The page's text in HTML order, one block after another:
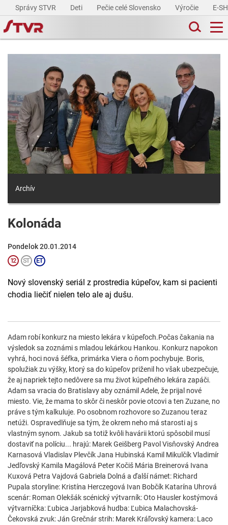
Správy STVR Deti Pečie celé Slovensko Výročie E-
Archív
Kolonáda
Pondelok 20.01.2014
Nový slovenský seriál z prostredia kúpeľov, kam si pacienti
chodia liečiť nielen telo ale aj dušu.
Adam robí konkurz na miesto lekára v kúpeľoch.Počas čakania na
výsledok sa zoznámi s mladou lekárkou Hankou. Konkurz napokon
vyhrá, hoci nová šéfka, primárka Viera o ňom pochybuje. Boris,
spolužiak zu výšky, ktorý sa do kúpeľov priženil ho však ubezpečuje,
že aj napriek tejto nedôvere sa mu život kúpeľného lekára zapáči.
Adam sa vracia do Bratislavy aby oznámil Adele, že prijal nové
miesto. Vie, že mama to skôr či neskôr povie otcovi a ten Zuzane, no
práve s tým kalkuluje. Po osobnom rozhovore so Zuzanou teraz
netúži. Ospravedlňuje sa tým, že okrem neho má starosti aj s
vlastným synom. Jakub sa totiž kvôli havárii ktorú spôsobil musí
dostaviť na políciu... hrajú: Marek Geišberg Pavol Visňovský Andrea
Karnasová Vladislav Plevčík Jana Hubinská Kamil Mikulčík Vladimír
Jedľovský Kamila Magálová Peter Kočiš Mária Breinerová Ivana
Kuxová Petra Vajdová Gabriela Dolná a ďalší námet: Richard
Pupala storyline: Kristína Herczegová Ivan Bobčík Katarína Uhrová
scenár: Roman Olekšák scénický výtvarník: Oto Hausler kostýmová
výtvarníčka: Ľubica Jarjabková hudba: Ľubica Malachovská-
Čekovská zvuk: Ján Grečnár strih: Marek Kráľovský kamera: Laco